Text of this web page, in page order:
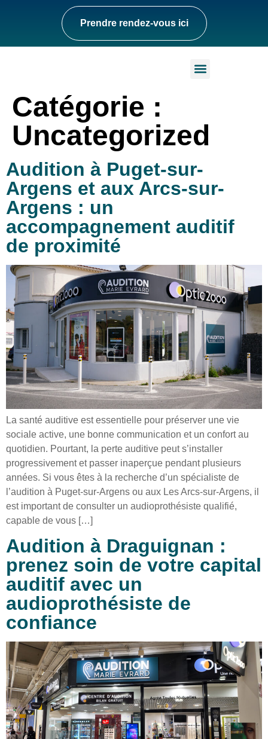
Prendre rendez-vous ici
Catégorie :
Uncategorized
Audition à Puget-sur-
Argens et aux Arcs-sur-
Argens : un
accompagnement auditif
de proximité
La santé auditive est essentielle pour préserver une vie
sociale active, une bonne communication et un confort au
quotidien. Pourtant, la perte auditive peut s’installer
progressivement et passer inaperçue pendant plusieurs
années. Si vous êtes à la recherche d’un spécialiste de
l’audition à Puget-sur-Argens ou aux Les Arcs-sur-Argens, il
est important de consulter un audioprothésiste qualifié,
capable de vous […]
Audition à Draguignan :
prenez soin de votre capital
auditif avec un
audioprothésiste de
confiance